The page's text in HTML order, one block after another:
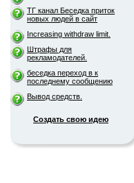
ТГ канал Беседка приток
новых людей в сайт
Increasing withdraw limit.
Штрафы для
рекламодателей.
беседка переход в к
последнему сообщению
Вывод средств.
Создать свою идею